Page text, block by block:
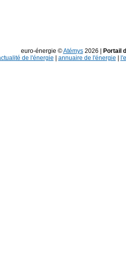
euro-énergie ©Atémys2026 |
Portail
de l'énergie
annuaire de l'énergie